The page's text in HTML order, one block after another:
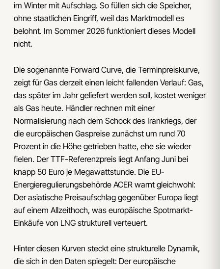
im Winter mit Aufschlag. So füllen sich die Speicher,
ohne staatlichen Eingriff, weil das Marktmodell es
belohnt. Im Sommer 2026 funktioniert dieses Modell
nicht.
Die sogenannte Forward Curve, die Terminpreiskurve,
zeigt für Gas derzeit einen leicht fallenden Verlauf: Gas,
das später im Jahr geliefert werden soll, kostet weniger
als Gas heute. Händler rechnen mit einer
Normalisierung nach dem Schock des Irankriegs, der
die europäischen Gaspreise zunächst um rund 70
Prozent in die Höhe getrieben hatte, ehe sie wieder
fielen. Der TTF-Referenzpreis liegt Anfang Juni bei
knapp 50 Euro je Megawattstunde. Die EU-
Energieregulierungsbehörde ACER warnt gleichwohl:
Der asiatische Preisaufschlag gegenüber Europa liegt
auf einem Allzeithoch, was europäische Spotmarkt-
Einkäufe von LNG strukturell verteuert.
Hinter diesen Kurven steckt eine strukturelle Dynamik,
die sich in den Daten spiegelt: Der europäische